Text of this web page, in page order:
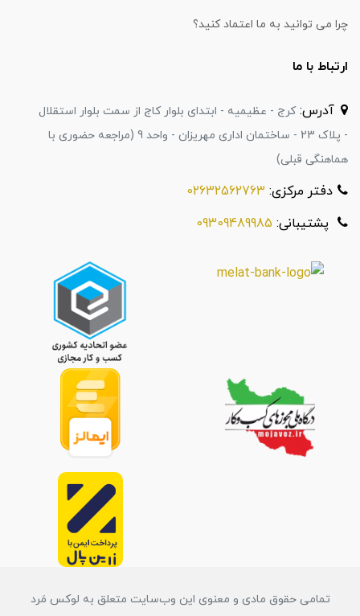
چرا می توانید به ما اعتماد کنید؟
ارتباط با ما
آدرس:کرج - عظیمیه - ابتدای بلوار کاج از سمت بلوار استقلال
- پلاک 23 - ساختمان اداری مهریزان - واحد 9 (مراجعه حضوری با
هماهنگی قبلی)
دفتر مرکزی: 02632562763
پشتیبانی: 09309489985
تمامی حقوق مادی و معنوی این وب‌سایت متعلق به لوکس مَرد